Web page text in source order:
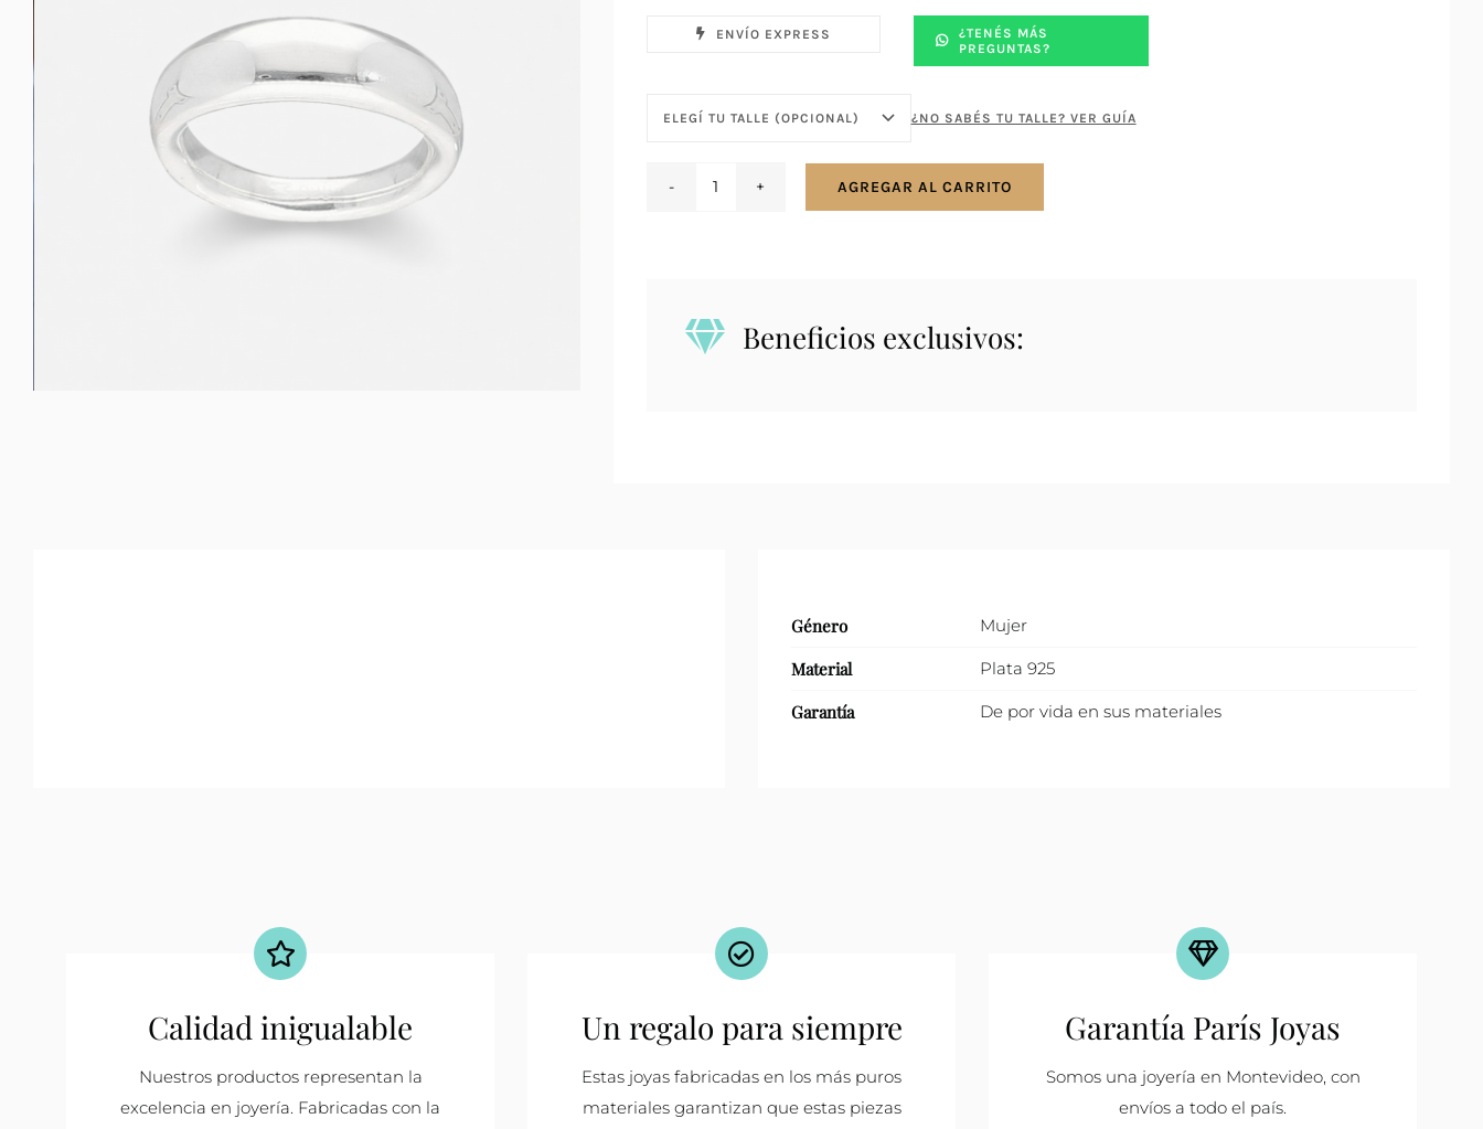
ENVÍO EXPRESS
¿TENÉS MÁS
PREGUNTAS?
¿NO SABÉS TU TALLE? VER GUÍA
bombé
alto
AGREGAR AL CARRITO
Beneficios exclusivos:
Género Mujer
Material Plata 925
Garantía De por vida en sus materiales
Calidad inigualable
Nuestros productos representan la
excelencia en joyería. Fabricadas con la
Un regalo para siempre
Estas joyas fabricadas en los más puros
materiales garantizan que estas piezas
Garantía París Joyas
Somos una joyería en Montevideo, con
envíos a todo el país.